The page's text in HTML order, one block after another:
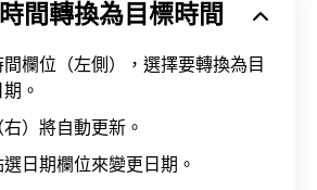
間轉換為目標時間
欄位（左側），選擇要轉換為目
。
）將自動更新。
日期欄位來變更日期。